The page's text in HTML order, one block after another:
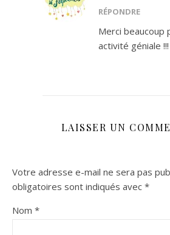
RÉPONDRE
Merci beaucoup
activité géniale !!!
LAISSER UN
Votre adresse e-mail ne sera pas
obligatoires sont indiqués avec *
Nom *